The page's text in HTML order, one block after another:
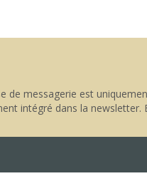
de messagerie est
intégré dans la newsletter.